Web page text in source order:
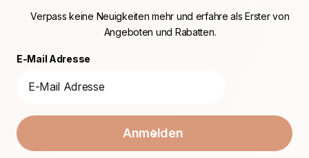
Verpass keine Neuigkeiten mehr und erfahre als Erster von
Angeboten und Rabatten.
E-Mail Adresse
Anmelden